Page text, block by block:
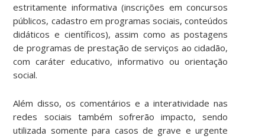
estritamente informativa (inscrições em concursos
públicos, cadastro em programas sociais, conteúdos
didáticos e científicos), assim como as postagens
de programas de prestação de serviços ao cidadão,
com caráter educativo, informativo ou orientação
social.
Além disso, os comentários e a interatividade nas
redes sociais também sofrerão impacto, sendo
utilizada somente para casos de grave e urgente